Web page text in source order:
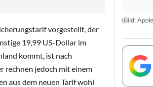
vorgestellt, der
19,99 US-Dollar im
kommt, ist nach
rechnen jedoch mit einem
aus dem neuen Tarif wohl
(Bild: